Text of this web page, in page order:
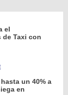
el
Taxi con
un 40% a
en